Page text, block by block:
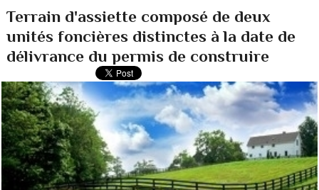
Terrain d'assiette composé de deux
unités foncières distinctes à la date de
délivrance du permis de construire